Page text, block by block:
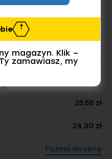
2.71 kg
200
4600
25,58 zł
24,30 zł
Poznaj wycenę
magazyn. Klik –
zamawiasz, my